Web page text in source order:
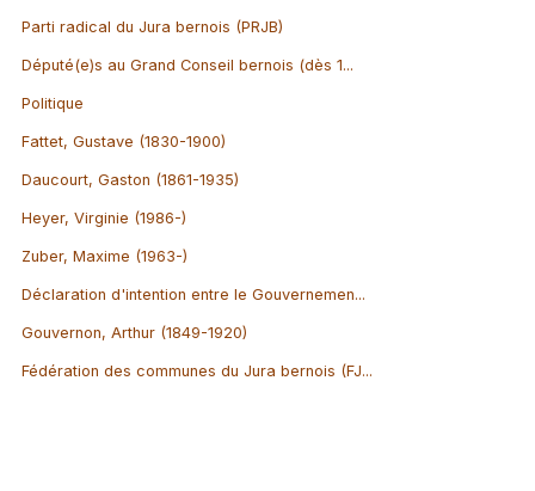
Parti radical du Jura bernois (PRJB)
Député(e)s au Grand Conseil bernois (dès 1...
Politique
Fattet, Gustave (1830-1900)
Daucourt, Gaston (1861-1935)
Heyer, Virginie (1986-)
Zuber, Maxime (1963-)
Déclaration d'intention entre le Gouvernemen...
Gouvernon, Arthur (1849-1920)
Fédération des communes du Jura bernois (FJ...